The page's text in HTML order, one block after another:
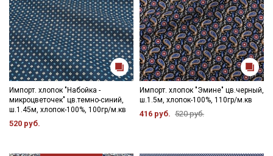
Импорт. хлопок "Набойка -
микроцветочек" цв.темно-синий,
ш.1.45м, хлопок-100%, 100гр/м.кв
520 руб.
Импорт. хлопок "Эмине" цв.черный,
ш.1.5м, хлопок-100%, 110гр/м.кв
416 руб. 520 руб.